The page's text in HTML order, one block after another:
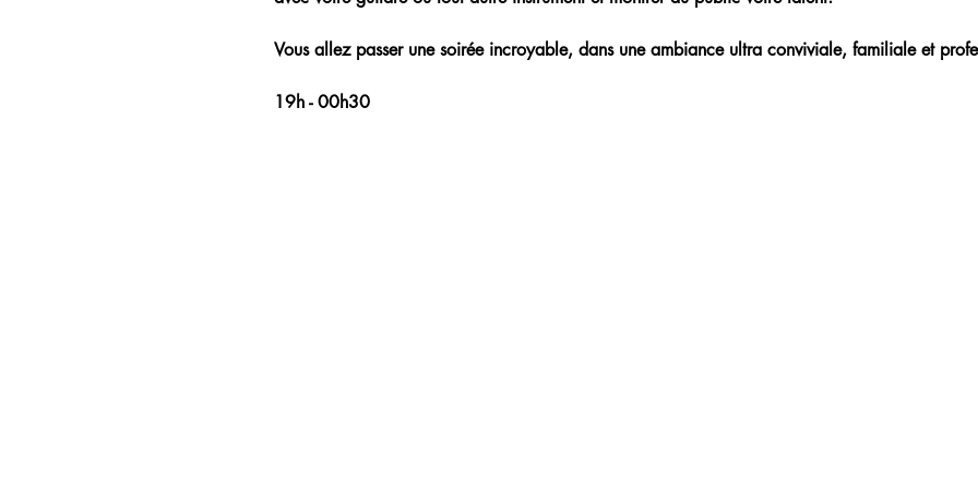
Vous allez passer une soirée incroyable, dans une ambiance ultra conviviale, familiale et
19h - 00h30